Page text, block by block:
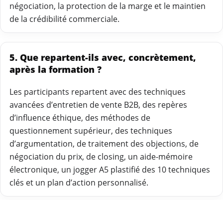
négociation, la protection de la marge et le maintien
de la crédibilité commerciale.
5. Que repartent-ils avec, concrètement,
après la formation ?
Les participants repartent avec des techniques
avancées d’entretien de vente B2B, des repères
d’influence éthique, des méthodes de
questionnement supérieur, des techniques
d’argumentation, de traitement des objections, de
négociation du prix, de closing, un aide-mémoire
électronique, un jogger A5 plastifié des 10 techniques
clés et un plan d’action personnalisé.